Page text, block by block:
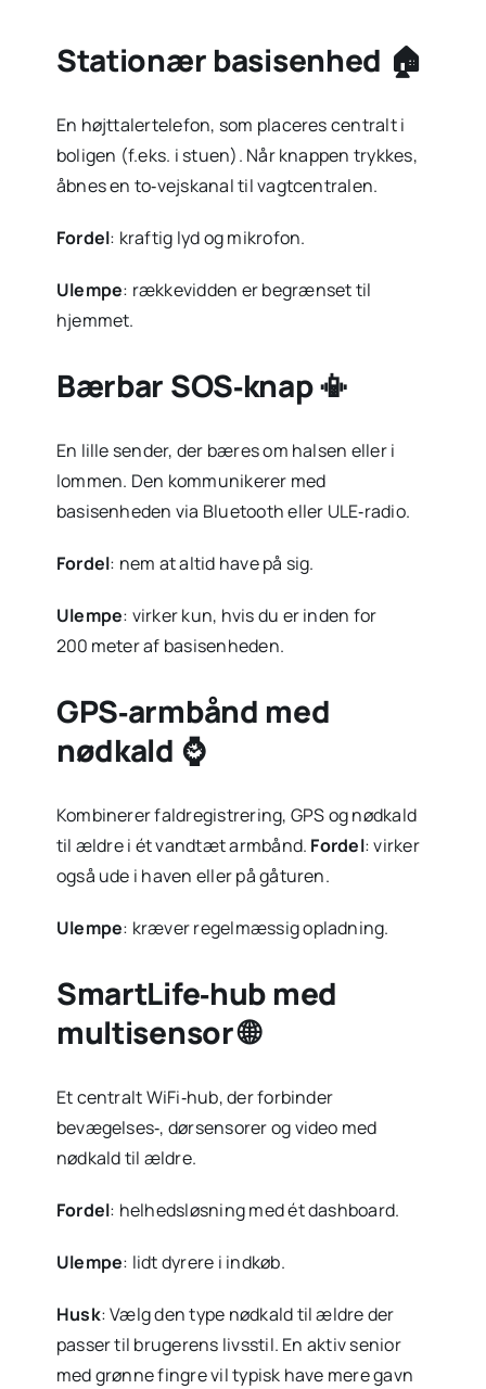
Stationær basisenhed 🏠
En højttalertelefon, som placeres centralt i
boligen (f.eks. i stuen). Når knappen trykkes,
åbnes en to‑vejskanal til vagtcentralen.
Fordel: kraftig lyd og mikrofon.
Ulempe: rækkevidden er begrænset til
hjemmet.
Bærbar SOS‑knap 📳
En lille sender, der bæres om halsen eller i
lommen. Den kommunikerer med
basisenheden via Bluetooth eller ULE‑radio.
Fordel: nem at altid have på sig.
Ulempe: virker kun, hvis du er inden for
200 meter af basisenheden.
GPS‑armbånd med
nødkald ⌚
Kombinerer fald­registrering, GPS og nødkald
til ældre i ét vandtæt armbånd. Fordel: virker
også ude i haven eller på gåturen.
Ulempe: kræver regel­mæssig opladning.
SmartLife‑hub med
multisensor 🌐
Et centralt WiFi‑hub, der forbinder
bevægelses‑, dørsensorer og video med
nødkald til ældre.
Fordel: helheds­løsning med ét dashboard.
Ulempe: lidt dyrere i indkøb.
Husk: Vælg den type nødkald til ældre der
passer til brugerens livsstil. En aktiv senior
med grønne fingre vil typisk have mere gavn